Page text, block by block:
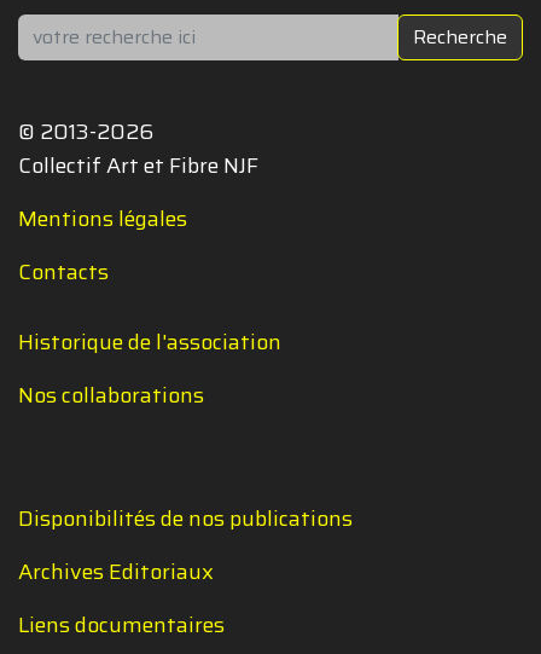
Rechercher Recherche
© 2013-2026
Collectif Art et Fibre NJF
Mentions légales
Contacts
Historique de l'association
Nos collaborations
Disponibilités de nos publications
Archives Editoriaux
Liens documentaires